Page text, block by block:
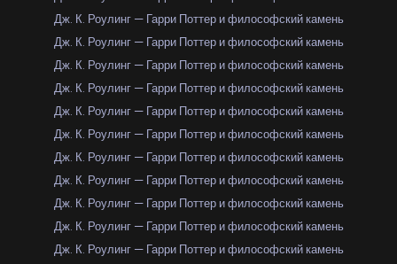
Дж. К. Роулинг — Гарри Поттер и философский камень
Дж. К. Роулинг — Гарри Поттер и философский камень
Дж. К. Роулинг — Гарри Поттер и философский камень
Дж. К. Роулинг — Гарри Поттер и философский камень
Дж. К. Роулинг — Гарри Поттер и философский камень
Дж. К. Роулинг — Гарри Поттер и философский камень
Дж. К. Роулинг — Гарри Поттер и философский камень
Дж. К. Роулинг — Гарри Поттер и философский камень
Дж. К. Роулинг — Гарри Поттер и философский камень
Дж. К. Роулинг — Гарри Поттер и философский камень
Дж. К. Роулинг — Гарри Поттер и философский камень